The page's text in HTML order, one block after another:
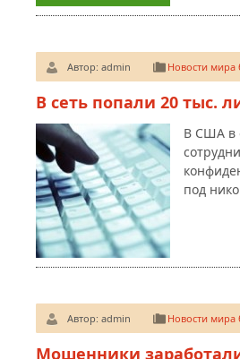
Автор: admin Новости мира
В сеть попали 20 тыс.
В США в
под
Автор: admin Новости мира
Мошенники